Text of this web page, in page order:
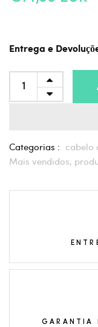
Entrega e
Categorias : cabelo
Mais vendidos,
GARANTIA